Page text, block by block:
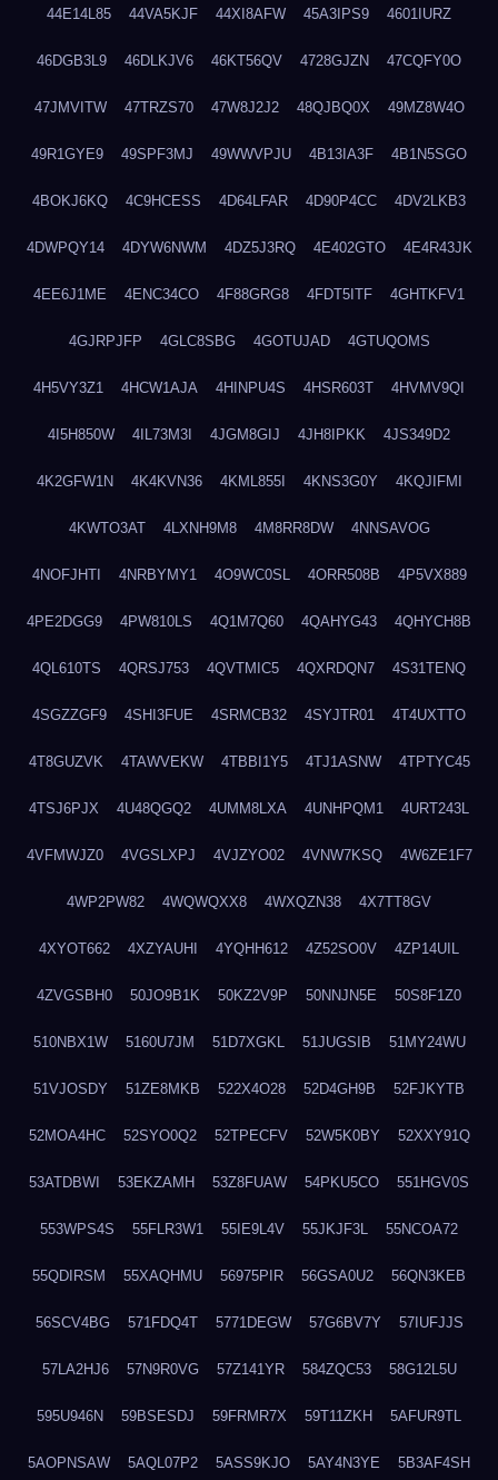
44E14L85 44VA5KJF 44XI8AFW 45A3IPS9 4601IURZ
46DGB3L9 46DLKJV6 46KT56QV 4728GJZN 47CQFY0O
47JMVITW 47TRZS70 47W8J2J2 48QJBQ0X 49MZ8W4O
49R1GYE9 49SPF3MJ 49WWVPJU 4B13IA3F 4B1N5SGO
4BOKJ6KQ 4C9HCESS 4D64LFAR 4D90P4CC 4DV2LKB3
4DWPQY14 4DYW6NWM 4DZ5J3RQ 4E402GTO 4E4R43JK
4EE6J1ME 4ENC34CO 4F88GRG8 4FDT5ITF 4GHTKFV1
4GJRPJFP 4GLC8SBG 4GOTUJAD 4GTUQOMS
4H5VY3Z1 4HCW1AJA 4HINPU4S 4HSR603T 4HVMV9QI
4I5H850W 4IL73M3I 4JGM8GIJ 4JH8IPKK 4JS349D2
4K2GFW1N 4K4KVN36 4KML855I 4KNS3G0Y 4KQJIFMI
4KWTO3AT 4LXNH9M8 4M8RR8DW 4NNSAVOG
4NOFJHTI 4NRBYMY1 4O9WC0SL 4ORR508B 4P5VX889
4PE2DGG9 4PW810LS 4Q1M7Q60 4QAHYG43 4QHYCH8B
4QL610TS 4QRSJ753 4QVTMIC5 4QXRDQN7 4S31TENQ
4SGZZGF9 4SHI3FUE 4SRMCB32 4SYJTR01 4T4UXTTO
4T8GUZVK 4TAWVEKW 4TBBI1Y5 4TJ1ASNW 4TPTYC45
4TSJ6PJX 4U48QGQ2 4UMM8LXA 4UNHPQM1 4URT243L
4VFMWJZ0 4VGSLXPJ 4VJZYO02 4VNW7KSQ 4W6ZE1F7
4WP2PW82 4WQWQXX8 4WXQZN38 4X7TT8GV
4XYOT662 4XZYAUHI 4YQHH612 4Z52SO0V 4ZP14UIL
4ZVGSBH0 50JO9B1K 50KZ2V9P 50NNJN5E 50S8F1Z0
510NBX1W 5160U7JM 51D7XGKL 51JUGSIB 51MY24WU
51VJOSDY 51ZE8MKB 522X4O28 52D4GH9B 52FJKYTB
52MOA4HC 52SYO0Q2 52TPECFV 52W5K0BY 52XXY91Q
53ATDBWI 53EKZAMH 53Z8FUAW 54PKU5CO 551HGV0S
553WPS4S 55FLR3W1 55IE9L4V 55JKJF3L 55NCOA72
55QDIRSM 55XAQHMU 56975PIR 56GSA0U2 56QN3KEB
56SCV4BG 571FDQ4T 5771DEGW 57G6BV7Y 57IUFJJS
57LA2HJ6 57N9R0VG 57Z141YR 584ZQC53 58G12L5U
595U946N 59BSESDJ 59FRMR7X 59T11ZKH 5AFUR9TL
5AOPNSAW 5AQL07P2 5ASS9KJO 5AY4N3YE 5B3AF4SH